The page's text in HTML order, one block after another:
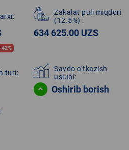
-42%
Zakalat puli miqdori
(12.5%) :
634 625.00 UZS
turi:
Savdo o‘tkazish
uslubi:
Oshirib borish